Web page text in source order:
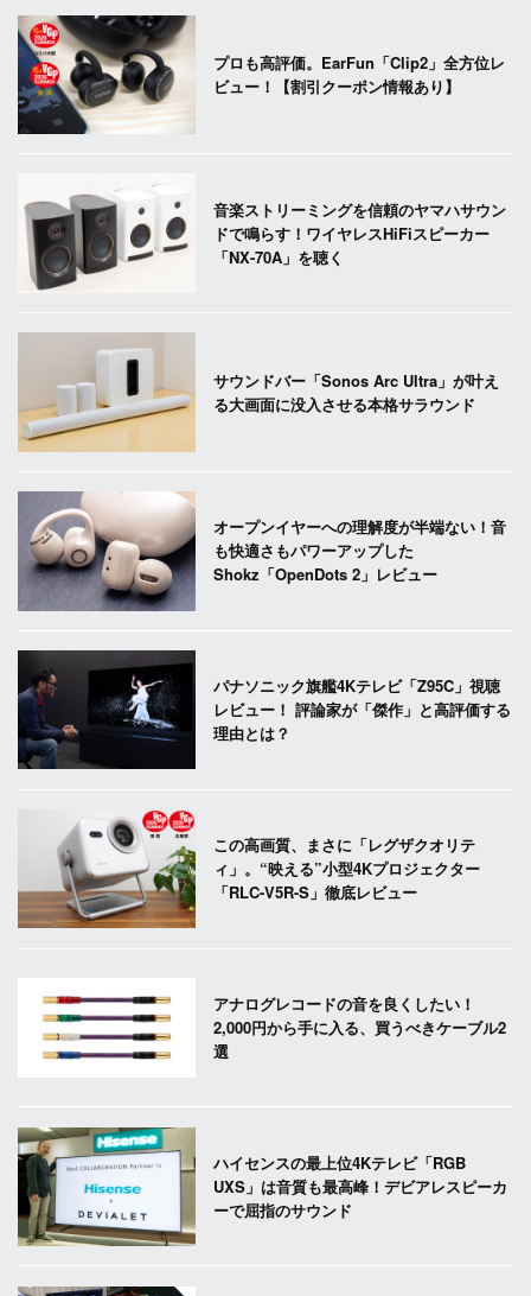
プロも高評価。EarFun「Clip2」全方位レ
ビュー！【割引クーポン情報あり】
音楽ストリーミングを信頼のヤマハサウン
ドで鳴らす！ワイヤレスHiFiスピーカー
「NX-70A」を聴く
サウンドバー「Sonos Arc Ultra」が叶え
る大画面に没入させる本格サラウンド
オープンイヤーへの理解度が半端ない！音
も快適さもパワーアップした
Shokz「OpenDots 2」レビュー
パナソニック旗艦4Kテレビ「Z95C」視聴
レビュー！ 評論家が「傑作」と高評価する
理由とは？
この高画質、まさに「レグザクオリテ
ィ」。“映える”小型4Kプロジェクター
「RLC-V5R-S」徹底レビュー
アナログレコードの音を良くしたい！
2,000円から手に入る、買うべきケーブル2
選
ハイセンスの最上位4Kテレビ「RGB
UXS」は音質も最高峰！デビアレスピーカ
ーで屈指のサウンド